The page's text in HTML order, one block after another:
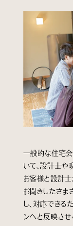
一般的な住宅会
いて、設計士や
お客様と設計士
お聞きしたさ
し、対応できる
ンへと反映させ